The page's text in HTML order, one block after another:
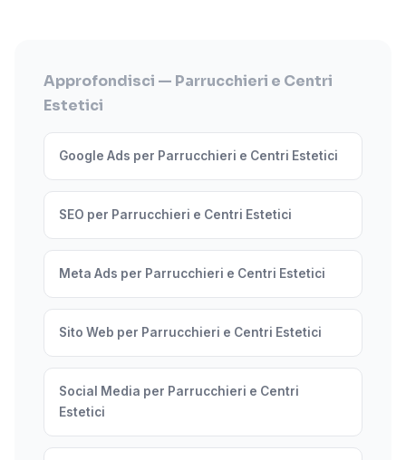
Approfondisci — Parrucchieri e Centri
Estetici
Google Ads per Parrucchieri e Centri Estetici
SEO per Parrucchieri e Centri Estetici
Meta Ads per Parrucchieri e Centri Estetici
Sito Web per Parrucchieri e Centri Estetici
Social Media per Parrucchieri e Centri
Estetici